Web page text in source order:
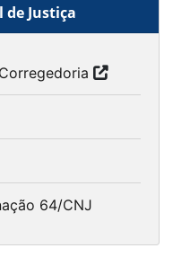
de Justiça
64/CNJ